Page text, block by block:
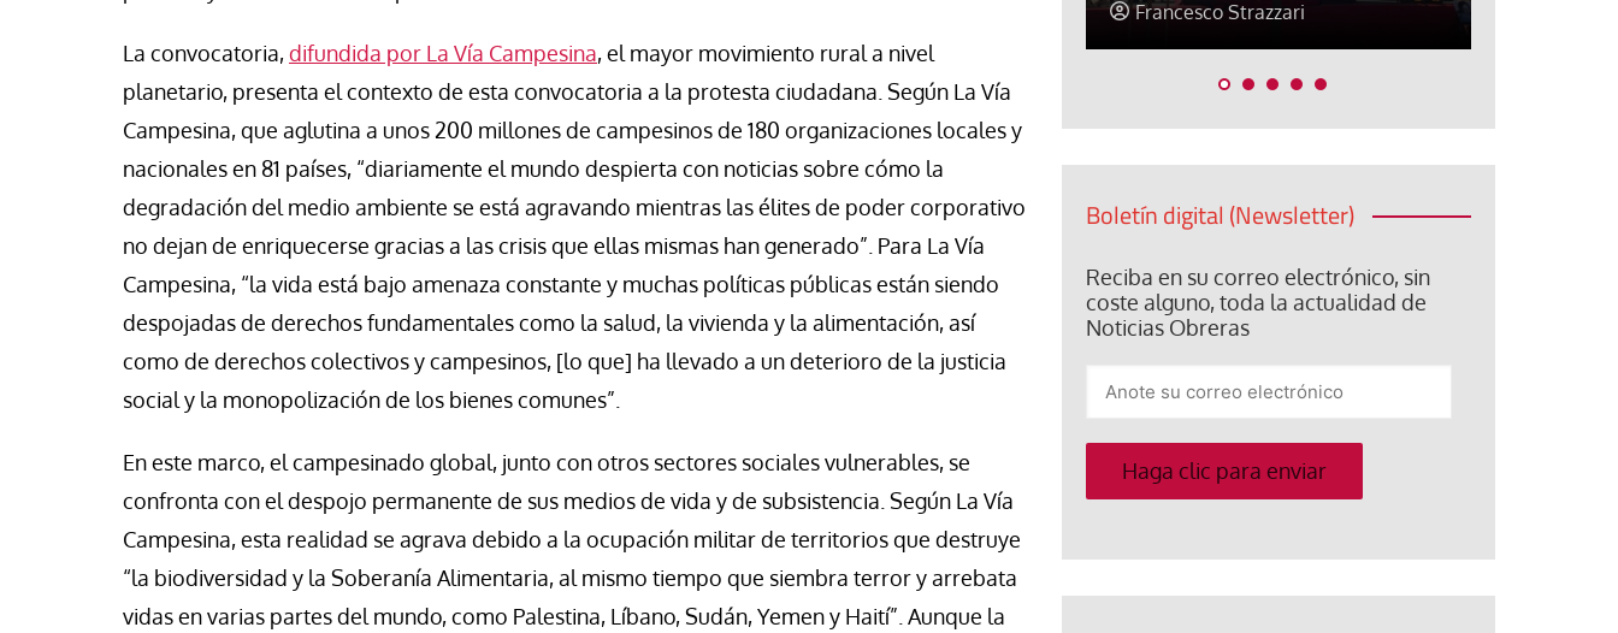
La convocatoria,difundida por La Vía Campesina, el mayor movimiento rural a nivel
planetario, presenta el contexto de esta convocatoria a la protesta ciudadana. Según La Vía
Campesina, que aglutina a unos 200 millones de campesinos de 180 organizaciones locales y
nacionales en 81 países, “diariamente el mundo despierta con noticias sobre cómo la
degradación del medio ambiente se está agravando mientras las élites de poder corporativo
no dejan de enriquecerse gracias a las crisis que ellas mismas han generado”. Para La Vía
Campesina, “la vida está bajo amenaza constante y muchas políticas públicas están siendo
despojadas de derechos fundamentales como la salud, la vivienda y la alimentación, así
como de derechos colectivos y campesinos, [lo que] ha llevado a un deterioro de la justicia
social y la monopolización de los bienes comunes”.
En este marco, el campesinado global, junto con otros sectores sociales vulnerables, se
confronta con el despojo permanente de sus medios de vida y de subsistencia. Según La Vía
Campesina, esta realidad se agrava debido a la ocupación militar de territorios que destruye
“la biodiversidad y la Soberanía Alimentaria, al mismo tiempo que siembra terror y arrebata
vidas en varias partes del mundo, como Palestina, Líbano, Sudán, Yemen y Haití”. Aunque la
Jose Luis Palacios
Boletín digital (Newsletter)
Reciba en su correo electrónico, sin
coste alguno, toda la actualidad de
Noticias Obreras
su
correo
electrónico
Haga clic para enviar